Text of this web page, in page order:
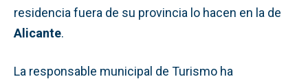
residencia fuera de su provincia lo hacen en la de
Alicante.
La responsable municipal de Turismo ha